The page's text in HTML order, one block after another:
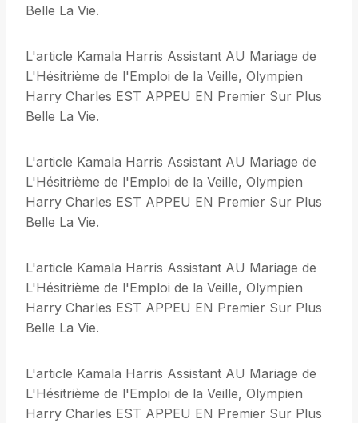
Belle La Vie.
L'article Kamala Harris Assistant AU Mariage de
L'Hésitrième de l'Emploi de la Veille, Olympien
Harry Charles EST APPEU EN Premier Sur Plus
Belle La Vie.
L'article Kamala Harris Assistant AU Mariage de
L'Hésitrième de l'Emploi de la Veille, Olympien
Harry Charles EST APPEU EN Premier Sur Plus
Belle La Vie.
L'article Kamala Harris Assistant AU Mariage de
L'Hésitrième de l'Emploi de la Veille, Olympien
Harry Charles EST APPEU EN Premier Sur Plus
Belle La Vie.
L'article Kamala Harris Assistant AU Mariage de
L'Hésitrième de l'Emploi de la Veille, Olympien
Harry Charles EST APPEU EN Premier Sur Plus